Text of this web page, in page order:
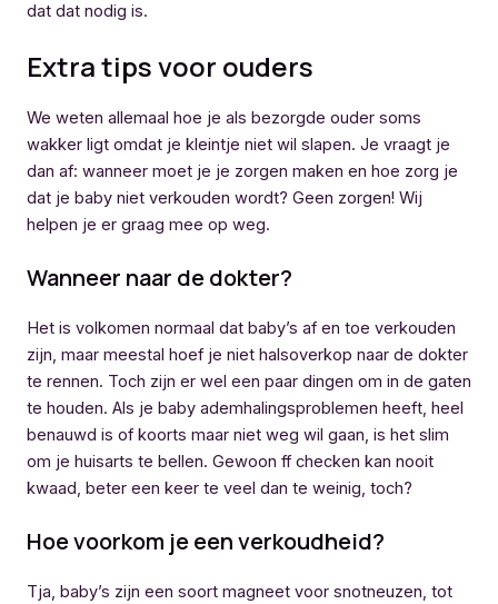
dat dat nodig is.
Extra tips voor ouders
We weten allemaal hoe je als bezorgde ouder soms
wakker ligt omdat je kleintje niet wil slapen. Je vraagt je
dan af: wanneer moet je je zorgen maken en hoe zorg je
dat je baby niet verkouden wordt? Geen zorgen! Wij
helpen je er graag mee op weg.
Wanneer naar de dokter?
Het is volkomen normaal dat baby’s af en toe verkouden
zijn, maar meestal hoef je niet halsoverkop naar de dokter
te rennen. Toch zijn er wel een paar dingen om in de gaten
te houden. Als je baby ademhalingsproblemen heeft, heel
benauwd is of koorts maar niet weg wil gaan, is het slim
om je huisarts te bellen. Gewoon ff checken kan nooit
kwaad, beter een keer te veel dan te weinig, toch?
Hoe voorkom je een verkoudheid?
Tja, baby’s zijn een soort magneet voor snotneuzen, tot